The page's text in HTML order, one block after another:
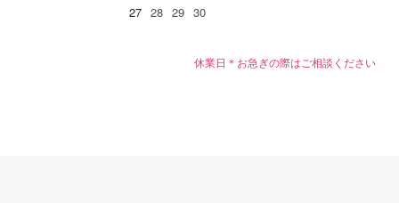
27 28 29 30
休業日＊お急ぎの際はご相談ください